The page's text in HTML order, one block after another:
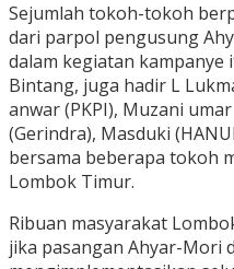
Sejumlah tokoh-tokoh
dari parpol pengusung
dalam kegiatan kampanye
Bintang, juga hadir L
anwar (PKPI), Muzani
(Gerindra), Masduki
bersama beberapa tokoh
Lombok Timur.
Ribuan masyarakat
jika pasangan Ahyar-Mori